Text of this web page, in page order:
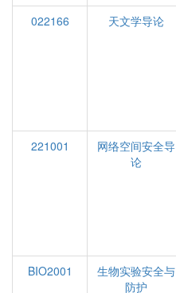
022166
天文学导论
221001
网络空间安全导
论
BIO2001
生物实验安全与
防护